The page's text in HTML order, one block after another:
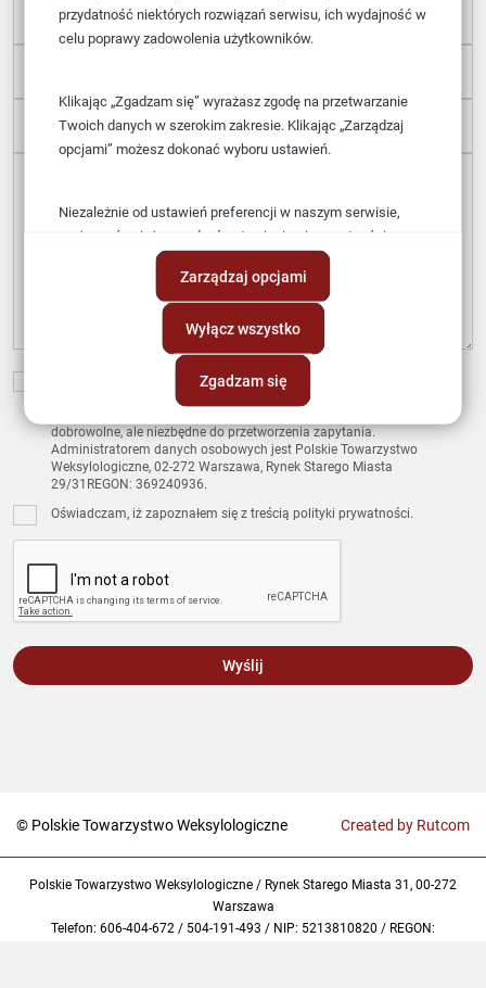
przydatność niektórych rozwiązań serwisu, ich wydajność w
celu poprawy zadowolenia użytkowników.
Klikając „Zgadzam się” wyrażasz zgodę na przetwarzanie
Twoich danych w szerokim zakresie. Klikając „Zarządzaj
opcjami” możesz dokonać wyboru ustawień.
Niezależnie od ustawień preferencji w naszym serwisie,
możesz również zarządzać ustawieniami prywatności
swojej przeglądarki. Więcej informacji o przetwarzaniu
danych znajdziesz wPolityce prywatności.
Zarządzaj opcjami
Wyłącz wszystko
Zgadzam się
Telefon
E-mail
Wiadomość
Wyrażam zgodę na przetwarzanie danych osobowych zgodnie z
ustawą o ochronie danych osobowych w związku z wysłaniem
dobrowolne, ale niezbędne do przetworzenia zapytania.
Administratorem danych osobowych jest Polskie Towarzystwo
Weksylologiczne, 02-272 Warszawa, Rynek Starego Miasta
29/31REGON: 369240936.
Oświadczam, iż zapoznałem się z treścią polityki prywatności.
Wyślij
© Polskie Towarzystwo Weksylologiczne Created by Rutcom
Polskie Towarzystwo Weksylologiczne / Rynek Starego Miasta 31, 00-272
Warszawa
Telefon: 606-404-672 / 504-191-493 / NIP: 5213810820 / REGON: